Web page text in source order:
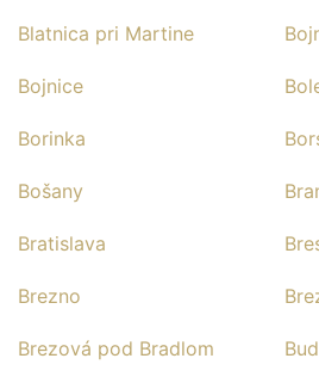
Blatnica pri Martine
Bojnice
Borinka
Bošany
Bratislava
Brezno
Brezová pod Bradlom